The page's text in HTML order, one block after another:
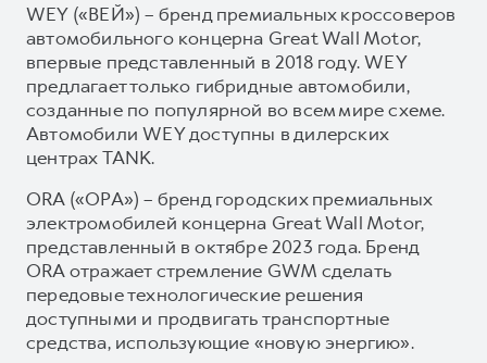
WEY («ВЕЙ») – бренд премиальных кроссоверов
автомобильного концерна Great Wall Motor,
впервые представленный в 2018 году. WEY
предлагает только гибридные автомобили,
созданные по популярной во всем мире схеме.
Автомобили WEY доступны в дилерских
центрах TANK.
ORA («ОРА») – бренд городских премиальных
электромобилей концерна Great Wall Motor,
представленный в октябре 2023 года. Бренд
ORA отражает стремление GWM сделать
передовые технологические решения
доступными и продвигать транспортные
средства, использующие «новую энергию».